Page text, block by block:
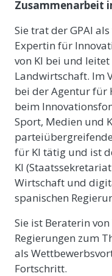
Zusammenarbeit
Sie trat der GPAI
Expertin für
von KI bei und
Landwirtschaft. Im
bei der Agentur für
beim
Sport, Medien und
für KI tätig und ist
KI
Wirtschaft und
spanischen
Sie ist Beraterin
Regierungen zum
als
Fortschritt.